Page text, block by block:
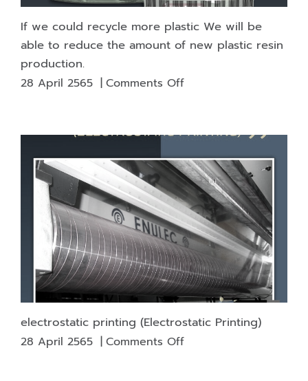
If we could recycle more plastic We will be
able to reduce the amount of new plastic resin
production.
28 April 2565 | Comments Offon
could
more
plastic
We
will
be
able
to
reduce
the
of
new
electrostatic printing (Electrostatic Printing)
28 April 2565 | Comments Offon